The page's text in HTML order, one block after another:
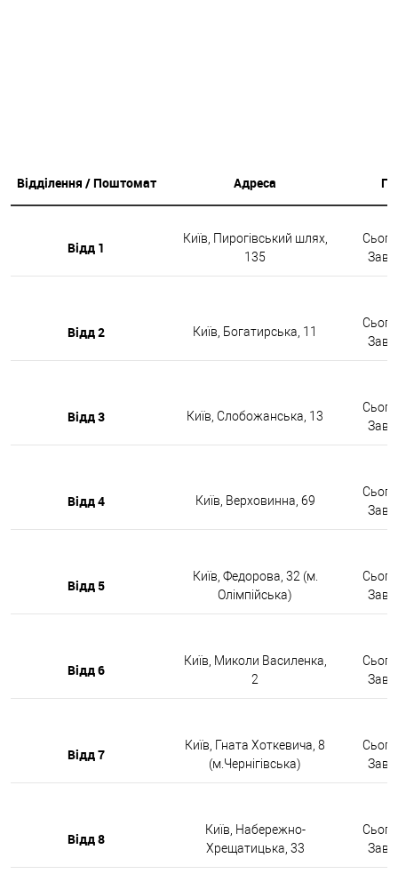
Відділення / Поштомат Адреса
Відд 1
Київ, Пирогівський шлях,
135
Відд 2 Київ, Богатирська, 11
Відд 3 Київ, Слобожанська, 13
Відд 4 Київ, Верховинна, 69
Відд 5
Київ, Федорова, 32 (м.
Олімпійська)
Відд 6
Київ, Миколи Василенка,
2
Відд 7
Київ, Гната Хоткевича, 8
(м.Чернігівська)
Відд 8
Київ, Набережно-
Хрещатицька, 33